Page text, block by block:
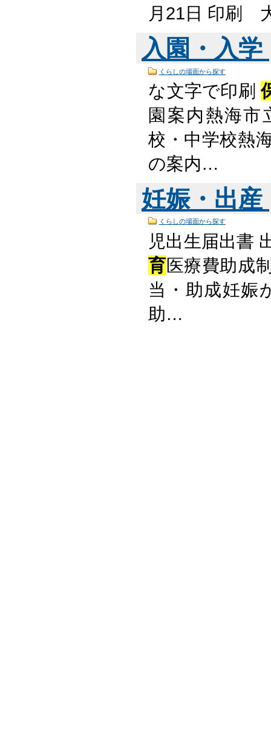
月21日 印刷
入園・入学
くらしの場面から探す
な文字で印刷
園案内熱海市
校・中学校熱
の案内…
妊娠・出産
くらしの場面から探す
児出生届出書
育医療費助成
当・助成妊娠
助…